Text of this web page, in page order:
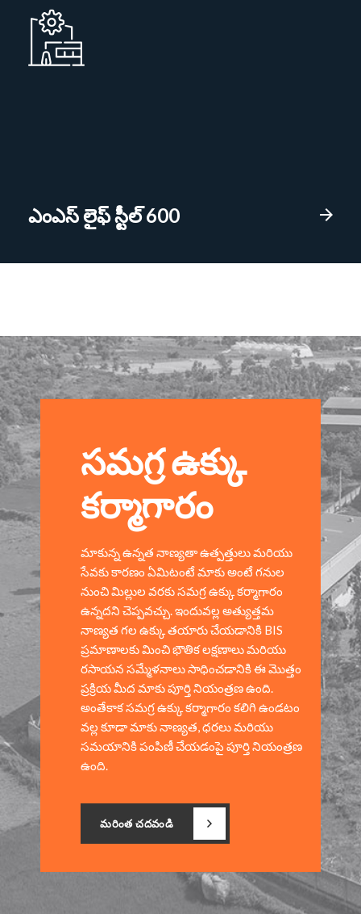
ఎంఎస్ లైఫ్ స్టీల్ 600
సమగ్ర ఉక్కు
కర్మాగారం
మాకున్న ఉన్నత నాణ్యతా ఉత్పత్తులు మరియు
సేవకు కారణం ఏమిటంటే మాకు అంటే గనుల
నుంచి మిల్లుల వరకు సమగ్ర ఉక్కు కర్మాగారం
ఉన్నదని చెప్పవచ్చు. ఇందువల్ల అత్యుత్తమ
నాణ్యత గల ఉక్కు తయారు చేయడానికి BIS
ప్రమాణాలకు మించి భౌతిక లక్షణాలు మరియు
రసాయన సమ్మేళనాలు సాధించడానికి ఈ మొత్తం
ప్రక్రియ మీద మాకు పూర్తి నియంత్రణ ఉంది.
అంతేకాక సమగ్ర ఉక్కు కర్మాగారం కలిగి ఉండటం
వల్ల కూడా మాకు నాణ్యత, ధరలు మరియు
సమయానికి పంపిణీ చేయడంపై పూర్తి నియంత్రణ
ఉంది.
మరింత చదవండి